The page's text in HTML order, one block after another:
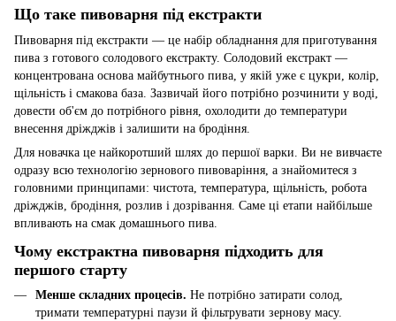
Що таке пивоварня під екстракти
Пивоварня під екстракти — це набір обладнання для приготування
пива з готового солодового екстракту. Солодовий екстракт —
концентрована основа майбутнього пива, у якій уже є цукри, колір,
щільність і смакова база. Зазвичай його потрібно розчинити у воді,
довести об'єм до потрібного рівня, охолодити до температури
внесення дріжджів і залишити на бродіння.
Для новачка це найкоротший шлях до першої варки. Ви не вивчаєте
одразу всю технологію зернового пивоваріння, а знайомитеся з
головними принципами: чистота, температура, щільність, робота
дріжджів, бродіння, розлив і дозрівання. Саме ці етапи найбільше
впливають на смак домашнього пива.
Чому екстрактна пивоварня підходить для
першого старту
Менше складних процесів. Не потрібно затирати солод,
тримати температурні паузи й фільтрувати зернову масу.